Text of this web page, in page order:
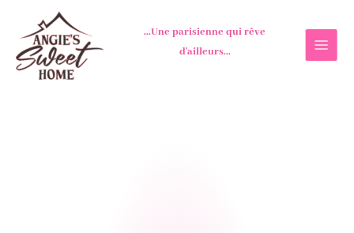
contenu
...Une parisienne qui rêve
d'ailleurs...